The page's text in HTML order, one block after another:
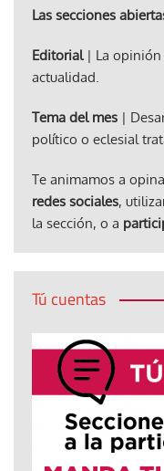
Las secciones
Editorial| La opinión
actualidad.
Tema del mes |
político o eclesial
Te animamos a
redes sociales,
la sección, o a
Tú cuentas